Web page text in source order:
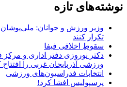
نوشته‌های تازه
وزیر ورزش و جوانان: ملی‌پوشان
تکرار کنند
سقوطِ اخلاقی فیفا
دکتر نوروزی دفتر اداری و مرکز
ورزشی آذربایجان غربی را افتتاح
انتخابات فدراسیون‌های ورزشی
پرسپولیس افشا کرد!